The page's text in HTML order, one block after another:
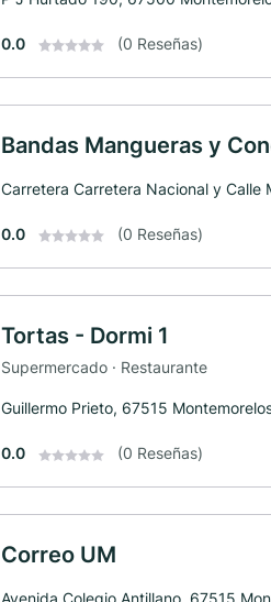
0.0 (0 Reseñas)
Bandas Mangueras y
Carretera Carretera Nacional y
0.0 (0 Reseñas)
Tortas - Dormi 1
Supermercado · Restaurante
Guillermo Prieto, 67515
0.0 (0 Reseñas)
Correo UM